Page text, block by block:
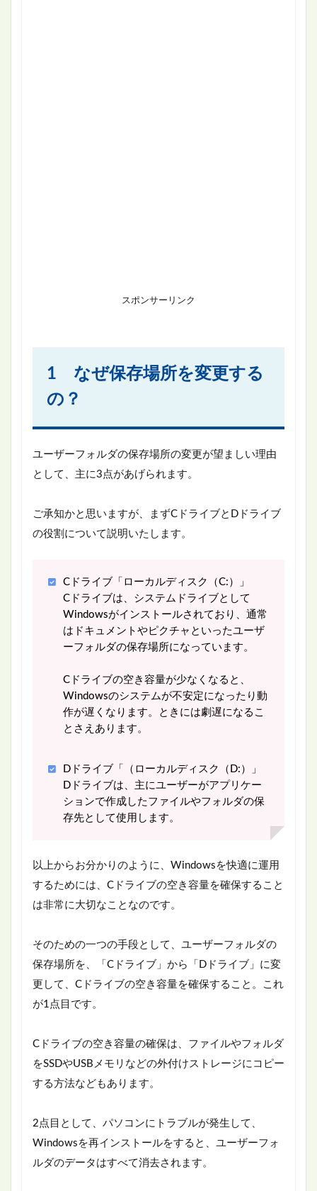
スポンサーリンク
1 なぜ保存場所を変更する
の？
ユーザーフォルダの保存場所の変更が望ましい理由
として、主に3点があげられます。
ご承知かと思いますが、まずCドライブとDドライブ
の役割について説明いたします。
Cドライブ「ローカルディスク（C:）」
Cドライブは、システムドライブとして
Windowsがインストールされており、通常
はドキュメントやピクチャといったユーザ
ーフォルダの保存場所になっています。
Cドライブの空き容量が少なくなると、
Windowsのシステムが不安定になったり動
作が遅くなります。ときには劇遅になるこ
とさえあります。
Dドライブ「（ローカルディスク（D:）」
Dドライブは、主にユーザーがアプリケー
ションで作成したファイルやフォルダの保
存先として使用します。
以上からお分かりのように、Windowsを快適に運用
するためには、Cドライブの空き容量を確保すること
は非常に大切なことなのです。
そのための一つの手段として、ユーザーフォルダの
保存場所を、「Cドライブ」から「Dドライブ」に変
更して、Cドライブの空き容量を確保すること。これ
が1点目です。
Cドライブの空き容量の確保は、ファイルやフォルダ
をSSDやUSBメモリなどの外付けストレージにコピー
する方法などもあります。
2点目として、パソコンにトラブルが発生して、
Windowsを再インストールをすると、ユーザーフォ
ルダのデータはすべて消去されます。